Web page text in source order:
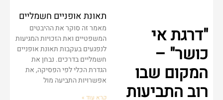
תאונת אופניים חשמליים
מאמר זה סוקר את ההיבטים
המשפטיים ואת הזכויות המגיעות
לנפגעים בעקבות תאונת אופניים
חשמליים בדרכים. נבחן את
הגדרת הכלי לפי הפסיקה, את
אפשרויות התביעה מול
קרא עוד »
"דרגת אי
כושר" –
המקום שבו
רוב התביעות